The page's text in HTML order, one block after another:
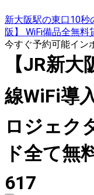
新大阪駅の東口10
阪】 WiFi備品全無
今すぐ予約可能イン
【JR新大
線WiFi導
ロジェク
ド全て無
617